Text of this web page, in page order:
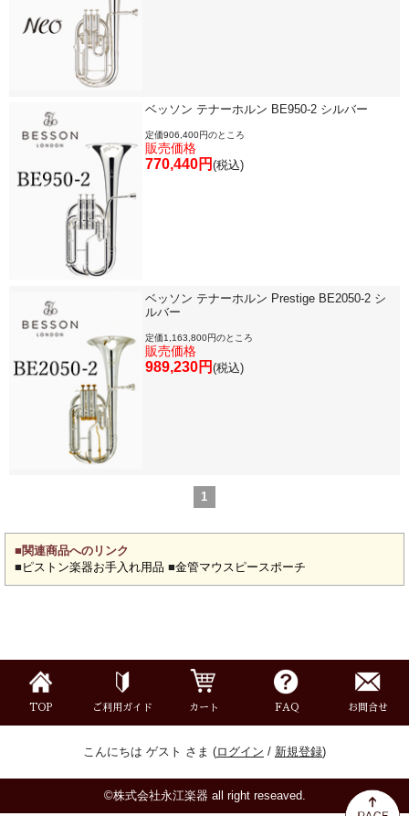
ベッソン テナーホルン BE950-2 シルバー
定価906,400円のところ
販売価格
770,440円 (税込)
ベッソン テナーホルン Prestige BE2050-2 シ
ルバー
定価1,163,800円のところ
販売価格
989,230円 (税込)
1
■関連商品へのリンク
■ ピストン楽器お手入れ用品 ■金管マウスピースポーチ
TOP ご利用ガイド カート FAQ お問合せ
こんにちは ゲスト さま (ログイン / 新規登録)
©株式会社永江楽器 all right reseaved.
「楽器をはじめよう」
お手入れ方法
選定者のご紹介
演奏会のお知らせ
新規会員登録
ご利用ガイド
会社紹介
特定商取引法